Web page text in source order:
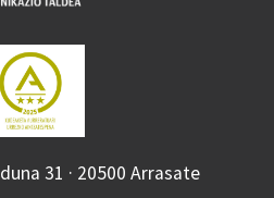
31 · 20500 Arrasate